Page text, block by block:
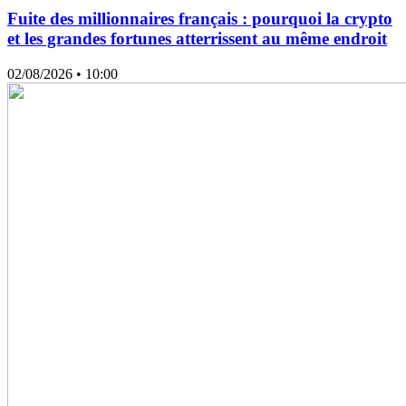
Fuite des millionnaires français : pourquoi la crypto
et les grandes fortunes atterrissent au même endroit
02/08/2026 • 10:00